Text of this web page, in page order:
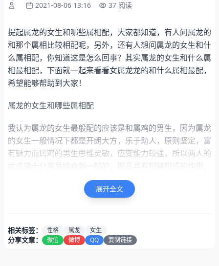
2021-08-06 13:16 37 阅读
提起属龙的女生和哪些属相配，大家都知道，有人问属龙的
和那个属相比较相配呢，另外，还有人想问属龙的女生和什
么属相配，你知道这是怎么回事？其实属龙的女生和什么属
相最相配，下面就一起来看看女属龙龙的和什么属相最配，
希望能够帮助到大家！
属龙的女生和哪些属相配
我认为属龙的女生最般配的应该是和属鸡的男生，因为属龙
的女生一般情况下都是开朗大方，乐于助人，原则坚定，富
有魅力而属鸡的男生思维灵敏，应变能力较强，所以两人的
优点是十分容易结合到一起的，而且具有相辅相成的作用，
所以两人如果真的结合到一起的话，那么很有可能会日子越
过越红火，而且两人般配指数比较高，三观很有可能会比较
法结合，我只是大体上觉得他们可能比较合适而已。当然除
了属鸡的男生之外，以下几个属性也比较适合属龙的女性：
展开全文
相关标签： 性格 属龙 女生
分享文章： 微信 微博 QQ 复制链接